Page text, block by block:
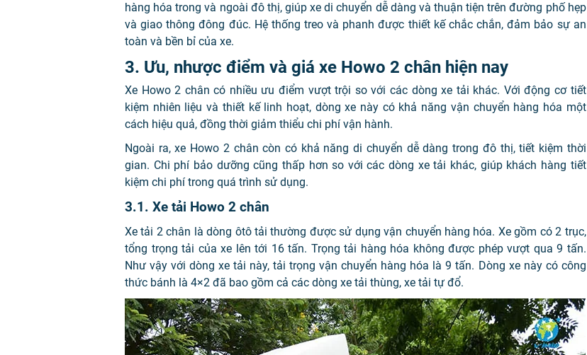
hàng hóa trong và ngoài đô thị, giúp xe di chuyển dễ dàng và thuận tiện trên đường phố hẹp
và giao thông đông đúc. Hệ thống treo và phanh được thiết kế chắc chắn, đảm bảo sự an
toàn và bền bỉ của xe.
3. Ưu, nhược điểm và giá xe Howo 2 chân hiện nay
Xe Howo 2 chân có nhiều ưu điểm vượt trội so với các dòng xe tải khác. Với động cơ tiết
kiệm nhiên liệu và thiết kế linh hoạt, dòng xe này có khả năng vận chuyển hàng hóa một
cách hiệu quả, đồng thời giảm thiểu chi phí vận hành.
Ngoài ra, xe Howo 2 chân còn có khả năng di chuyển dễ dàng trong đô thị, tiết kiệm thời
gian. Chi phí bảo dưỡng cũng thấp hơn so với các dòng xe tải khác, giúp khách hàng tiết
kiệm chi phí trong quá trình sử dụng.
3.1. Xe tải Howo 2 chân
Xe tải 2 chân là dòng ôtô tải thường được sử dụng vận chuyển hàng hóa. Xe gồm có 2 trục,
tổng trọng tải của xe lên tới 16 tấn. Trọng tải hàng hóa không được phép vượt qua 9 tấn.
Như vậy với dòng xe tải này, tải trọng vận chuyển hàng hóa là 9 tấn. Dòng xe này có công
thức bánh là 4×2 đã bao gồm cả các dòng xe tải thùng, xe tải tự đổ.